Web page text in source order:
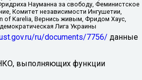
Науманна за свободу, Феминистское
Комитет независимости Ингушетии,
of Karelia, Вернись живым, Фридом Хаус,
Лига Украины
ru/documents/7756/ данные
выполняющих функции